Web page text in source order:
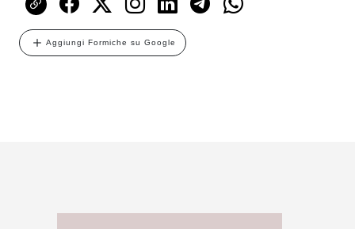
Aggiungi Formiche su Google